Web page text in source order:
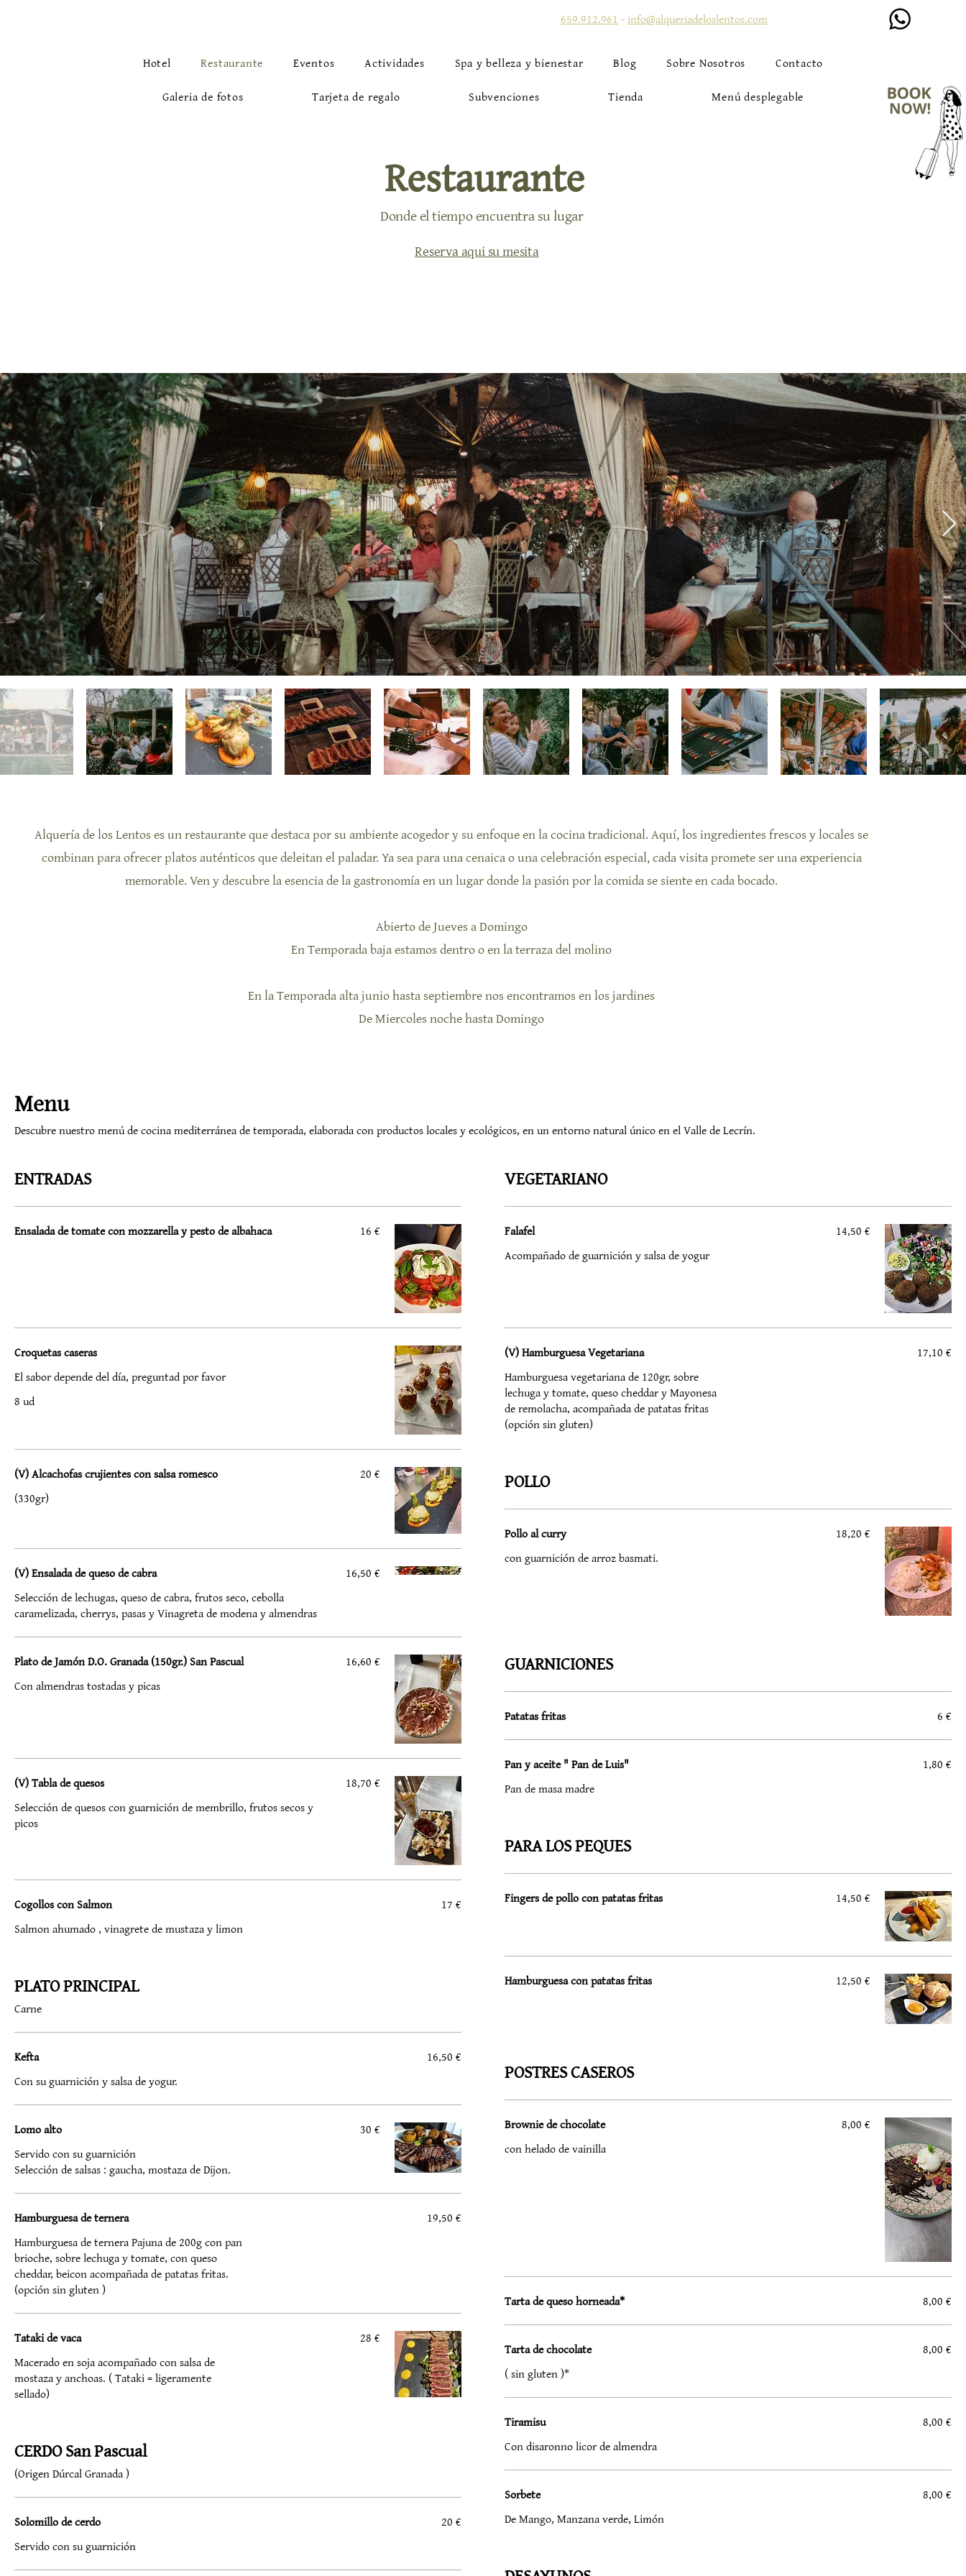
659.912.961 - info@alqueriadeloslentos.com
Hotel Restaurante Eventos Actividades Spa y belleza y bienestar Blog Sobre Nosotros Contacto
Galeria de fotos Tarjeta de regalo Subvenciones Tienda Menú desplegable
Restaurante
Donde el tiempo encuentra su lugar
Reserva aqui su mesita
Alquería de los Lentos es un restaurante que destaca por su ambiente acogedor y su enfoque en la cocina tradicional. Aquí, los ingredientes frescos y locales se
combinan para ofrecer platos auténticos que deleitan el paladar. Ya sea para una cenaica o una celebración especial, cada visita promete ser una experiencia
memorable. Ven y descubre la esencia de la gastronomía en un lugar donde la pasión por la comida se siente en cada bocado.
Abierto de Jueves a Domingo
En Temporada baja estamos dentro o en la terraza del molino
En la Temporada alta junio hasta septiembre nos encontramos en los jardines
De Miercoles noche hasta Domingo
Menu
Descubre nuestro menú de cocina mediterránea de temporada, elaborada con productos locales y ecológicos, en un entorno natural único en el Valle de Lecrín.
ENTRADAS
Ensalada de tomate con mozzarella y pesto de albahaca 16 €
Croquetas caseras
El sabor depende del día, preguntad por favor
8 ud
(V) Alcachofas crujientes con salsa romesco
(330gr)
20 €
(V) Ensalada de queso de cabra
Selección de lechugas, queso de cabra, frutos seco, cebolla
caramelizada, cherrys, pasas y Vinagreta de modena y almendras
16,50 €
Plato de Jamón D.O. Granada (150gr.) San Pascual
Con almendras tostadas y picas
16,60 €
(V) Tabla de quesos
Selección de quesos con guarnición de membrillo, frutos secos y
picos
18,70 €
Cogollos con Salmon
Salmon ahumado , vinagrete de mustaza y limon
17 €
PLATO PRINCIPAL
Carne
Kefta
Con su guarnición y salsa de yogur.
16,50 €
Lomo alto
Servido con su guarnición
Selección de salsas : gaucha, mostaza de Dijon.
30 €
Hamburguesa de ternera
Hamburguesa de ternera Pajuna de 200g con pan
brioche, sobre lechuga y tomate, con queso
cheddar, beicon acompañada de patatas fritas.
(opción sin gluten )
19,50 €
Tataki de vaca
Macerado en soja acompañado con salsa de
mostaza y anchoas. ( Tataki = ligeramente
sellado)
28 €
CERDO San Pascual
(Origen Dúrcal Granada )
Solomillo de cerdo
Servido con su guarnición
20 €
VEGETARIANO
Falafel
Acompañado de guarnición y salsa de yogur
14,50 €
(V) Hamburguesa Vegetariana
Hamburguesa vegetariana de 120gr, sobre
lechuga y tomate, queso cheddar y Mayonesa
de remolacha, acompañada de patatas fritas
(opción sin gluten)
17,10 €
POLLO
Pollo al curry
con guarnición de arroz basmati.
18,20 €
GUARNICIONES
Patatas fritas 6 €
Pan y aceite " Pan de Luis"
Pan de masa madre
1,80 €
PARA LOS PEQUES
Fingers de pollo con patatas fritas 14,50 €
Hamburguesa con patatas fritas 12,50 €
POSTRES CASEROS
Brownie de chocolate
con helado de vainilla
8,00 €
Tarta de queso horneada* 8,00 €
Tarta de chocolate
( sin gluten )*
8,00 €
Tiramisu
Con disaronno licor de almendra
8,00 €
Sorbete
De Mango, Manzana verde, Limón
8,00 €